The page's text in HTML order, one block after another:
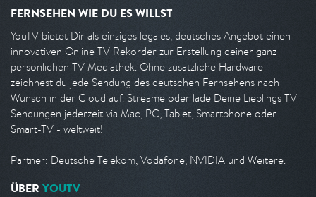
FERNSEHEN WIE DU ES WILLST
YouTV bietet Dir als einziges legales, deutsches Angebot einen
innovativen Online TV Rekorder zur Erstellung deiner ganz
persönlichen TV Mediathek. Ohne zusätzliche Hardware
zeichnest du jede Sendung des deutschen Fernsehens nach
Wunsch in der Cloud auf. Streame oder lade Deine Lieblings TV
Sendungen jederzeit via Mac, PC, Tablet, Smartphone oder
Smart-TV - weltweit!
Partner: Deutsche Telekom, Vodafone, NVIDIA und Weitere.
ÜBER YOUTV